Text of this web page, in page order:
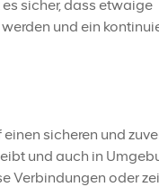
sicher, dass etwaige
und ein
sicheren und
und auch in
Verbindungen oder